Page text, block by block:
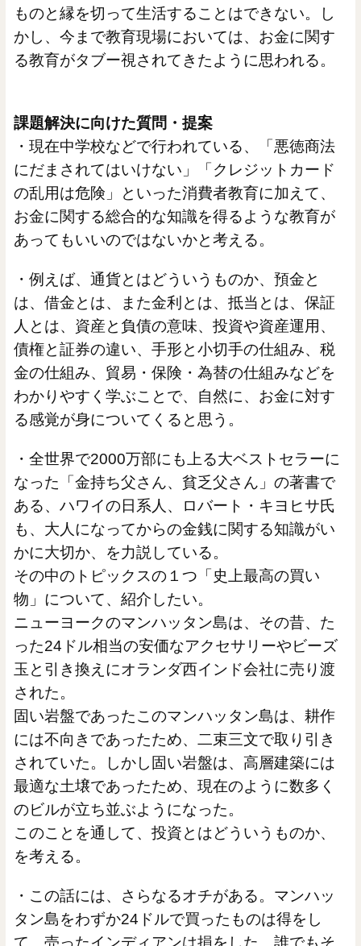
ものと縁を切って生活することはできない。し
かし、今まで教育現場においては、お金に関す
る教育がタブー視されてきたように思われる。
課題解決に向けた質問・提案
・現在中学校などで行われている、「悪徳商法
にだまされてはいけない」「クレジットカード
の乱用は危険」といった消費者教育に加えて、
お金に関する総合的な知識を得るような教育が
あってもいいのではないかと考える。
・例えば、通貨とはどういうものか、預金と
は、借金とは、また金利とは、抵当とは、保証
人とは、資産と負債の意味、投資や資産運用、
債権と証券の違い、手形と小切手の仕組み、税
金の仕組み、貿易・保険・為替の仕組みなどを
わかりやすく学ぶことで、自然に、お金に対す
る感覚が身についてくると思う。
・全世界で2000万部にも上る大ベストセラーに
なった「金持ち父さん、貧乏父さん」の著書で
ある、ハワイの日系人、ロバート・キヨヒサ氏
も、大人になってからの金銭に関する知識がい
かに大切か、を力説している。
その中のトピックスの１つ「史上最高の買い
物」について、紹介したい。
ニューヨークのマンハッタン島は、その昔、た
った24ドル相当の安価なアクセサリーやビーズ
玉と引き換えにオランダ西インド会社に売り渡
された。
固い岩盤であったこのマンハッタン島は、耕作
には不向きであったため、二束三文で取り引き
されていた。しかし固い岩盤は、高層建築には
最適な土壌であったため、現在のように数多く
のビルが立ち並ぶようになった。
このことを通して、投資とはどういうものか、
を考える。
・この話には、さらなるオチがある。マンハッ
タン島をわずか24ドルで買ったものは得をし